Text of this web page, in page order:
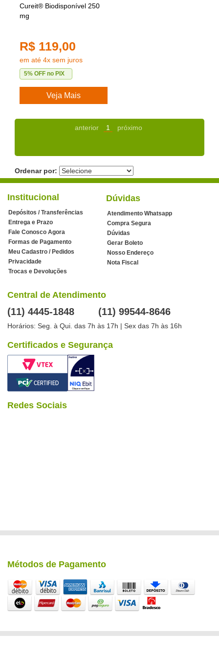
Cureit® Biodisponível 250
mg
R$ 119,00
em até 4x sem juros
5% OFF no PIX
Veja Mais
anterior 1 próximo
Ordenar por:
Institucional
Depósitos / Transferências
Entrega e Prazo
Fale Conosco Agora
Formas de Pagamento
Meu Cadastro / Pedidos
Privacidade
Trocas e Devoluções
Dúvidas
Atendimento Whatsapp
Compra Segura
Dúvidas
Gerar Boleto
Nosso Endereço
Nota Fiscal
Central de Atendimento
(11) 4445-1848 (11) 99544-8646
Horários: Seg. à Qui. das 7h às 17h | Sex das 7h às 16h
Certificados e Segurança
Redes Sociais
Métodos de Pagamento